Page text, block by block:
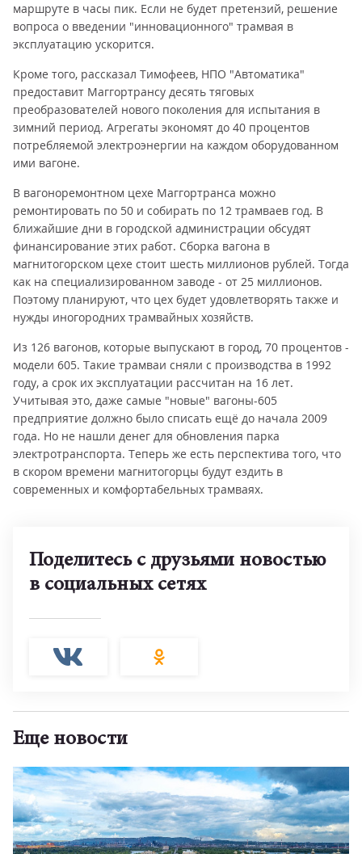
маршруте в часы пик. Если не будет претензий, решение
вопроса о введении "инновационного" трамвая в
эксплуатацию ускорится.
Кроме того, рассказал Тимофеев, НПО "Автоматика"
предоставит Маггортрансу десять тяговых
преобразователей нового поколения для испытания в
зимний период. Агрегаты экономят до 40 процентов
потребляемой электроэнергии на каждом оборудованном
ими вагоне.
В вагоноремонтном цехе Маггортранса можно
ремонтировать по 50 и собирать по 12 трамваев год. В
ближайшие дни в городской администрации обсудят
финансирование этих работ. Сборка вагона в
магнитогорском цехе стоит шесть миллионов рублей. Тогда
как на специализированном заводе - от 25 миллионов.
Поэтому планируют, что цех будет удовлетворять также и
нужды иногородних трамвайных хозяйств.
Из 126 вагонов, которые выпускают в город, 70 процентов -
модели 605. Такие трамваи сняли с производства в 1992
году, а срок их эксплуатации рассчитан на 16 лет.
Учитывая это, даже самые "новые" вагоны-605
предприятие должно было списать ещё до начала 2009
года. Но не нашли денег для обновления парка
электротранспорта. Теперь же есть перспектива того, что
в скором времени магнитогорцы будут ездить в
современных и комфортабельных трамваях.
Поделитесь с друзьями новостью
в социальных сетях
Еще новости